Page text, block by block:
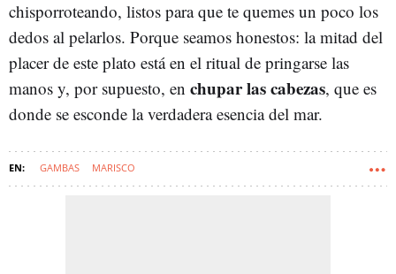
chisporroteando, listos para que te quemes un poco los
dedos al pelarlos. Porque seamos honestos: la mitad del
placer de este plato está en el ritual de pringarse las
manos y, por supuesto, en chupar las cabezas, que es
donde se esconde la verdadera esencia del mar.
GAMBAS MARISCO